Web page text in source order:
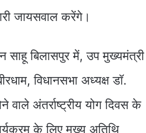
जायसवाल करेंगे।
बिलासपुर में, उप मुख्यमंत्री
विधानसभा अध्यक्ष डॉ.
अंतर्राष्ट्रीय योग दिवस के
के लिए मुख्य अतिथि